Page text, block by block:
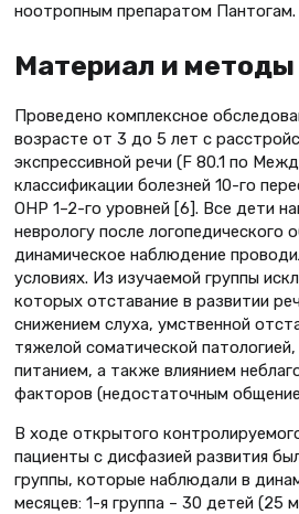
ноотропным препаратом Пантогам.
Материал и
Проведено комплексное
возрасте от 3 до 5 лет с
экспрессивной речи (F 80.1 по
классификации болезней 10-го
ОНР 1–2-го уровней [6]. Все дети
неврологу после логопедического
динамическое наблюдение
условиях. Из изучаемой группы
которых отставание в развитии
снижением слуха, умственной
тяжелой соматической
питанием, а также влиянием
факторов (недостаточным
В ходе открытого
пациенты с дисфазией развития
группы, которые наблюдали в
месяцев: 1-я группа – 30 детей (25